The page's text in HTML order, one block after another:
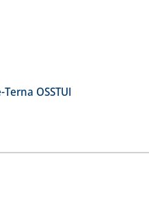
OSSTUI